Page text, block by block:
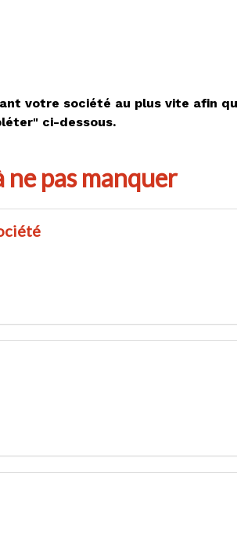
votre société au plus vite afin
ci-dessous.
ne pas manquer